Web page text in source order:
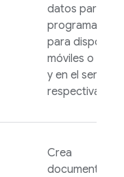
datos para la
programación
para
móviles o la
y en el servidor,
Crea
documentos y